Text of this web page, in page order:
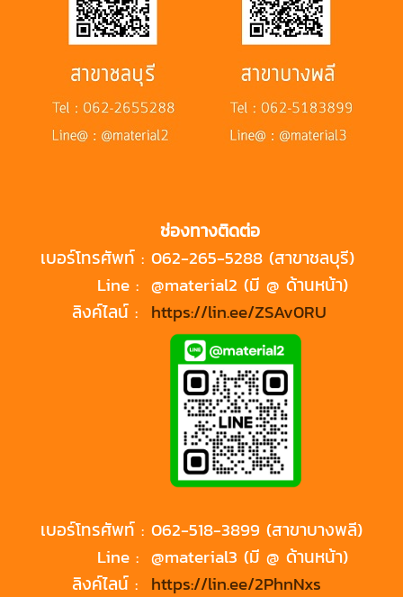
ช่องทางติดต่อ
เบอร์โทรศัพท์ : 062-265-5288 (สาขาชลบุรี)
Line : @material2 (มี @ ด้านหน้า)
ลิงค์ไลน์ : https://lin.ee/ZSAv0RU
เบอร์โทรศัพท์ : 062-518-3899 (สาขาบางพลี)
Line : @material3 (มี @ ด้านหน้า)
ลิงค์ไลน์ : https://lin.ee/2PhnNxs